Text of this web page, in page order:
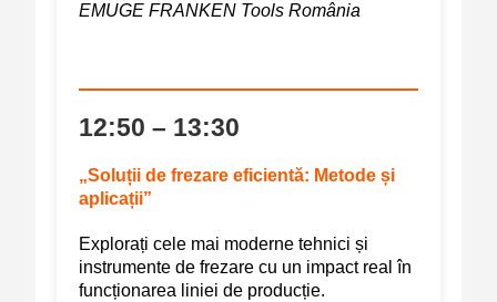
EMUGE FRANKEN Tools România
12:50 – 13:30
„Soluții de frezare eficientă: Metode și
aplicații”
Explorați cele mai moderne tehnici și
instrumente de frezare cu un impact real în
funcționarea liniei de producție.